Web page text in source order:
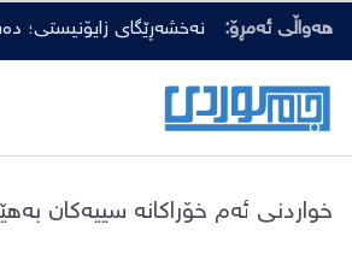
هەواڵی ئەمڕۆ: نەخشەڕێگای زایۆنیستی؛
جینۆسایدی فەلەستینییەکان
خواردنی ئەم خۆراکانە سییەکان